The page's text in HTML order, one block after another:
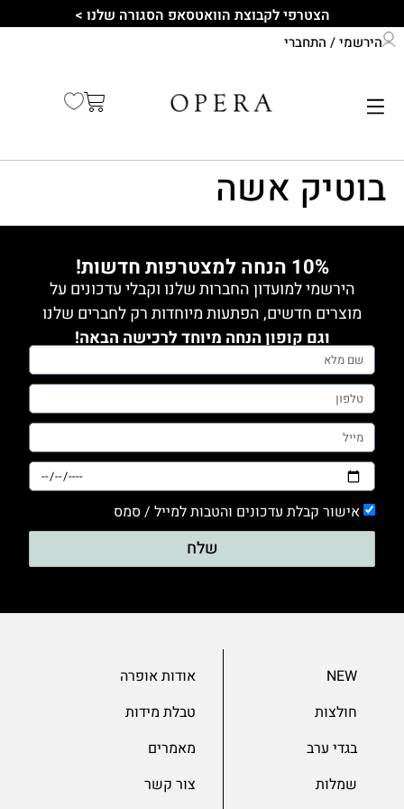
הצטרפי לקבוצת הוואטסאפ הסגורה שלנו >
הירשמי / התחברי
בוטיק אשה
10% הנחה למצטרפות חדשות!
הירשמי למועדון החברות שלנו וקבלי עדכונים על
מוצרים חדשים, הפתעות מיוחדות רק לחברים שלנו
וגם קופון הנחה מיוחד לרכישה הבאה!
אישור קבלת עדכונים והטבות למייל / סמס
שלח
NEW
חולצות
בגדי ערב
שמלות
אודות אופרה
טבלת מידות
מאמרים
צור קשר